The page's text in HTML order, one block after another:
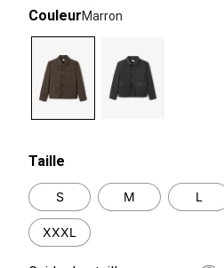
CouleurMarron
Taille
S M L
XXXL